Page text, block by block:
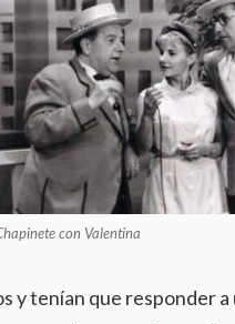
con Valentina
y tenían que responder a